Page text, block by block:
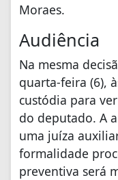
Moraes.
Audiência
Na mesma
quarta-feira (6),
custódia para
do deputado. A
uma juíza
formalidade
preventiva será